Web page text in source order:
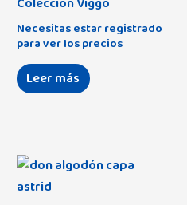
Necesitas estar registrado
para ver los precios
Leer más